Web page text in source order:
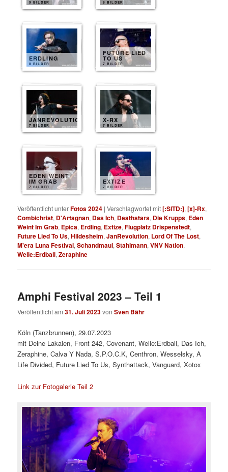
9 BILDER 8 BILDER
ERDLING
8 BILDER
FUTURE LIED
TO US
7 BILDER
JANREVOLUTION
7 BILDER
X-RX
7 BILDER
EDEN WEINT
IM GRAB
7 BILDER
EXTIZE
7 BILDER
Veröffentlicht unterFotos 2024 |Verschlagwortet mit[:SITD:],[x]-Rx,
Combichrist, D'Artagnan, Das Ich, Deathstars, Die Krupps, Eden
Weint Im Grab, Epica, Erdling, Extize,Flugplatz Drispenstedt,
Future Lied To Us,Hildesheim,JanRevolution, Lord Of The Lost,
M'era Luna Festival,Schandmaul,Stahlmann,VNV Nation,
Welle:Erdball,Zeraphine
Amphi Festival 2023 – Teil 1
Veröffentlicht am31. Juli 2023vonSven Bähr
Köln (Tanzbrunnen), 29.07.2023
mit Deine Lakaien, Front 242, Covenant, Welle:Erdball, Das Ich,
Zeraphine, Calva Y Nada, S.P.O.C.K, Centhron, Wesselsky, A
Life Divided, Future Lied To Us, Synthattack, Vanguard, Xotox
Link zur Fotogalerie Teil 2